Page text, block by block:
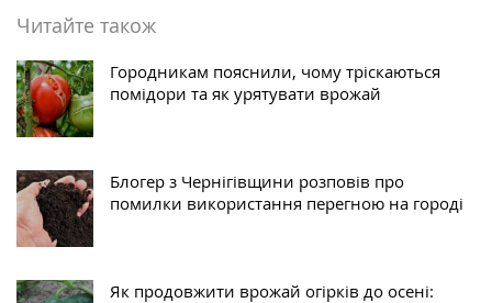
Читайте також
Городникам пояснили, чому тріскаються
помідори та як урятувати врожай
Блогер з Чернігівщини розповів про
помилки використання перегною на городі
Як продовжити врожай огірків до осені: